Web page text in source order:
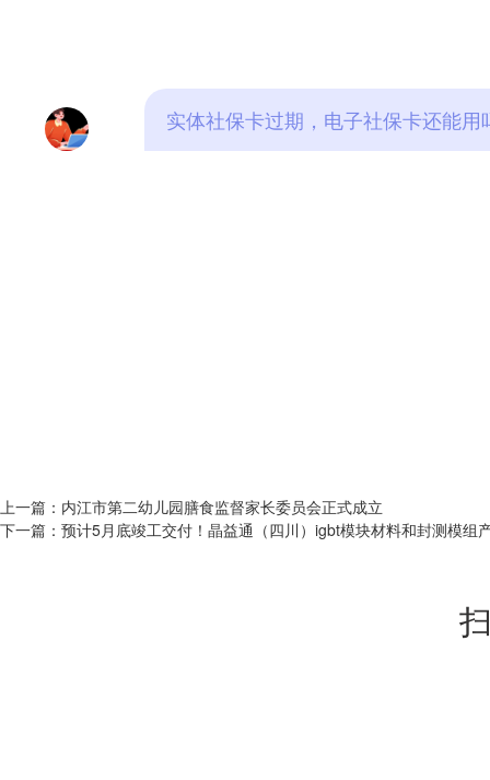
实体社保卡过期，电子社保卡还能用
上一篇： 内江市第二幼儿园膳食监督家长委员会正式成立
下一篇： 预计5月底竣工交付！晶益通（四川）igbt模块材料和封测模组